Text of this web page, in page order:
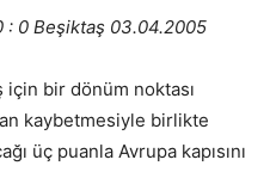
: 0 Beşiktaş 03.04.2005
için bir dönüm noktası
kaybetmesiyle birlikte
üç puanla Avrupa kapısını